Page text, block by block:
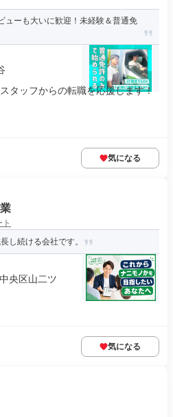
ューも大いに歓迎！未経験＆普通免
タッフからの転職を応援します！
気になる
し続ける会社です。
央区山二ツ
気になる